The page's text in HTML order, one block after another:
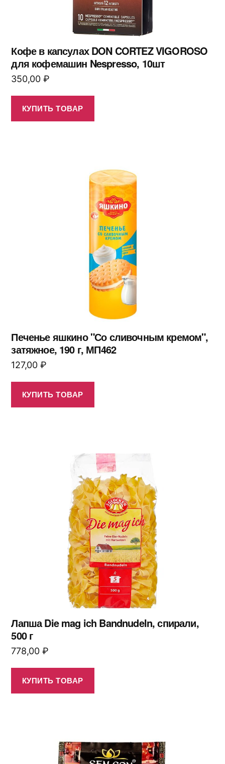
Кофе в капсулах DON CORTEZ VIGOROSO
для кофемашин Nespresso, 10шт
350,00 ₽
КУПИТЬ ТОВАР
Печенье яшкино "Со сливочным кремом",
затяжное, 190 г, МП462
127,00 ₽
КУПИТЬ ТОВАР
Лапша Die mag ich Bandnudeln, спирали,
500 г
778,00 ₽
КУПИТЬ ТОВАР